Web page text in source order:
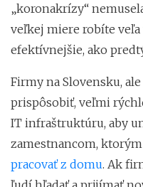
„koronakrízy“
veľkej miere robíte veľa
efektívnejšie, ako
Firmy na Slovensku,
prispôsobiť, veľmi
IT infraštruktúru, aby
zamestnancom,
pracovať z domu. Ak